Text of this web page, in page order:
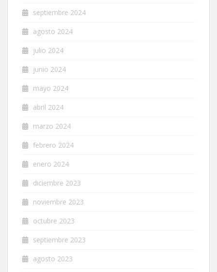
septiembre 2024
agosto 2024
julio 2024
junio 2024
mayo 2024
abril 2024
marzo 2024
febrero 2024
enero 2024
diciembre 2023
noviembre 2023
octubre 2023
septiembre 2023
agosto 2023